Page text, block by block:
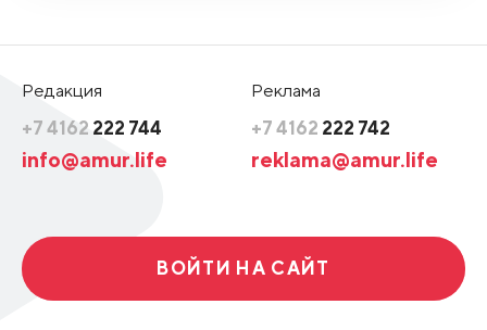
Редакция
+7 4162 222 744
info@amur.life
Реклама
+7 4162 222 742
reklama@amur.life
ВОЙТИ НА САЙТ